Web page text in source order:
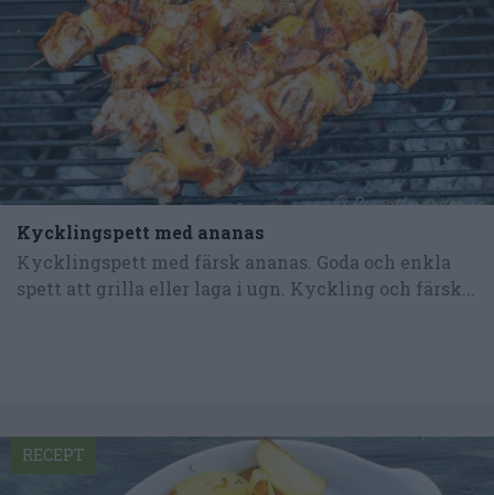
Kycklingspett med ananas
Kycklingspett med färsk ananas. Goda och enkla
spett att grilla eller laga i ugn. Kyckling och färsk...
RECEPT